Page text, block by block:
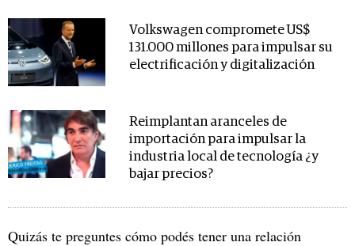
Volkswagen compromete US$
131.000 millones para impulsar su
electrificación y digitalización
Reimplantan aranceles de
importación para impulsar la
industria local de tecnología ¿y
bajar precios?
Quizás te preguntes cómo podés tener una relación